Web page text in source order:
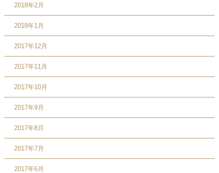
2018年2月
2018年1月
2017年12月
2017年11月
2017年10月
2017年9月
2017年8月
2017年7月
2017年6月